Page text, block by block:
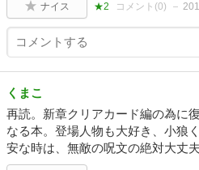
ナイス ★2 コメント(0)
くまこ
再読。新章クリアカード編の為に
なる本。登場人物も大好き、小狼
安な時は、無敵の呪文の絶対大丈